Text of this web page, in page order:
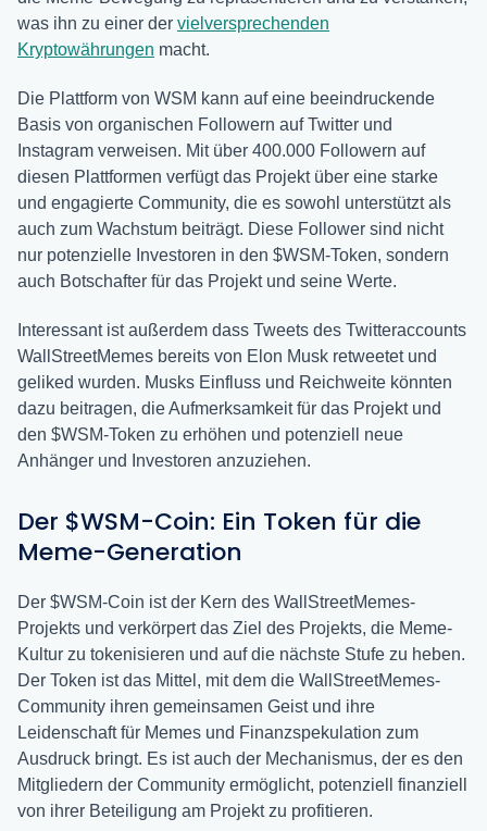
was ihn zu einer der vielversprechenden
Kryptowährungen macht.
Die Plattform von WSM kann auf eine beeindruckende
Basis von organischen Followern auf Twitter und
Instagram verweisen. Mit über 400.000 Followern auf
diesen Plattformen verfügt das Projekt über eine starke
und engagierte Community, die es sowohl unterstützt als
auch zum Wachstum beiträgt. Diese Follower sind nicht
nur potenzielle Investoren in den $WSM-Token, sondern
auch Botschafter für das Projekt und seine Werte.
Interessant ist außerdem dass Tweets des Twitteraccounts
WallStreetMemes bereits von Elon Musk retweetet und
geliked wurden. Musks Einfluss und Reichweite könnten
dazu beitragen, die Aufmerksamkeit für das Projekt und
den $WSM-Token zu erhöhen und potenziell neue
Anhänger und Investoren anzuziehen.
Der $WSM-Coin: Ein Token für die
Meme-Generation
Der $WSM-Coin ist der Kern des WallStreetMemes-
Projekts und verkörpert das Ziel des Projekts, die Meme-
Kultur zu tokenisieren und auf die nächste Stufe zu heben.
Der Token ist das Mittel, mit dem die WallStreetMemes-
Community ihren gemeinsamen Geist und ihre
Leidenschaft für Memes und Finanzspekulation zum
Ausdruck bringt. Es ist auch der Mechanismus, der es den
Mitgliedern der Community ermöglicht, potenziell finanziell
von ihrer Beteiligung am Projekt zu profitieren.